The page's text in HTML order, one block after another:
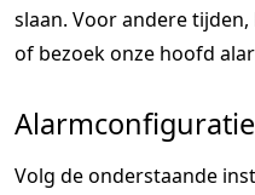
slaan. Voor andere
of bezoek onze hoofd
Volg de onderstaande